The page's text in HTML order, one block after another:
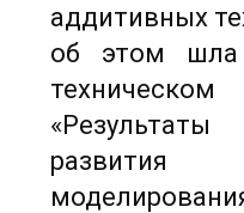
аддитивных
об этом шла